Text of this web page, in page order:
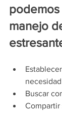
manejo
Buscar